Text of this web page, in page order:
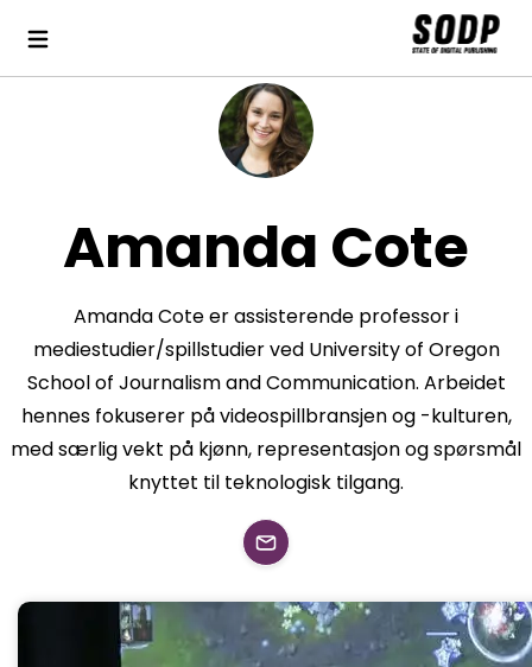
Amanda Cote
Amanda Cote er assisterende professor i
mediestudier/spillstudier ved University of Oregon
School of Journalism and Communication. Arbeidet
hennes fokuserer på videospillbransjen og -kulturen,
med særlig vekt på kjønn, representasjon og spørsmål
knyttet til teknologisk tilgang.